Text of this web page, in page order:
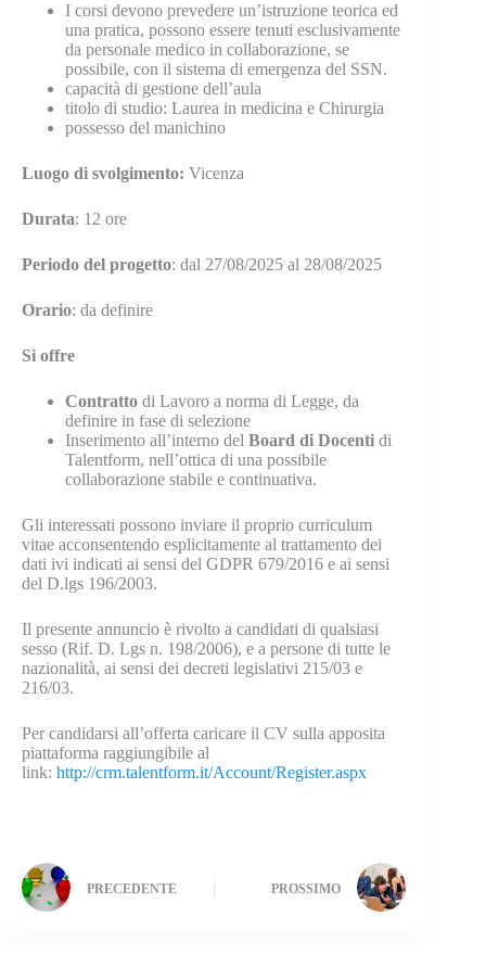
I corsi devono prevedere un’istruzione teorica ed
una pratica, possono essere tenuti esclusivamente
da personale medico in collaborazione, se
possibile, con il sistema di emergenza del SSN.
capacità di gestione dell’aula
titolo di studio: Laurea in medicina e Chirurgia
possesso del manichino
Luogo di svolgimento: Vicenza
Durata: 12 ore
Periodo del progetto: dal 27/08/2025 al 28/08/2025
Orario: da definire
Si offre
Contratto di Lavoro a norma di Legge, da
definire in fase di selezione
Inserimento all’interno del Board di Docenti di
Talentform, nell’ottica di una possibile
collaborazione stabile e continuativa.
Gli interessati possono inviare il proprio curriculum
vitae acconsentendo esplicitamente al trattamento dei
dati ivi indicati ai sensi del GDPR 679/2016 e ai sensi
del D.lgs 196/2003.
Il presente annuncio è rivolto a candidati di qualsiasi
sesso (Rif. D. Lgs n. 198/2006), e a persone di tutte le
nazionalità, ai sensi dei decreti legislativi 215/03 e
216/03.
Per candidarsi all’offerta caricare il CV sulla apposita
piattaforma raggiungibile al
link: http://crm.talentform.it/Account/Register.aspx
PRECEDENTE PROSSIMO